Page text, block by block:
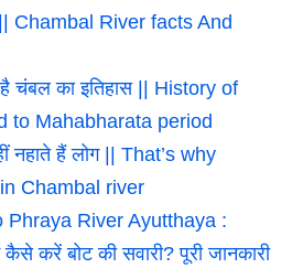
Chambal River facts And
चंबल का इतिहास || History of
to Mahabharata period
नहाते हैं लोग || That’s why
Chambal river
Phraya River Ayutthaya :
करें बोट की सवारी? पूरी जानकारी